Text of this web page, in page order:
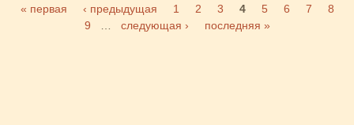
« первая ‹ предыдущая 1 2 3 4 5 6 7
8
9
следующая › последняя »